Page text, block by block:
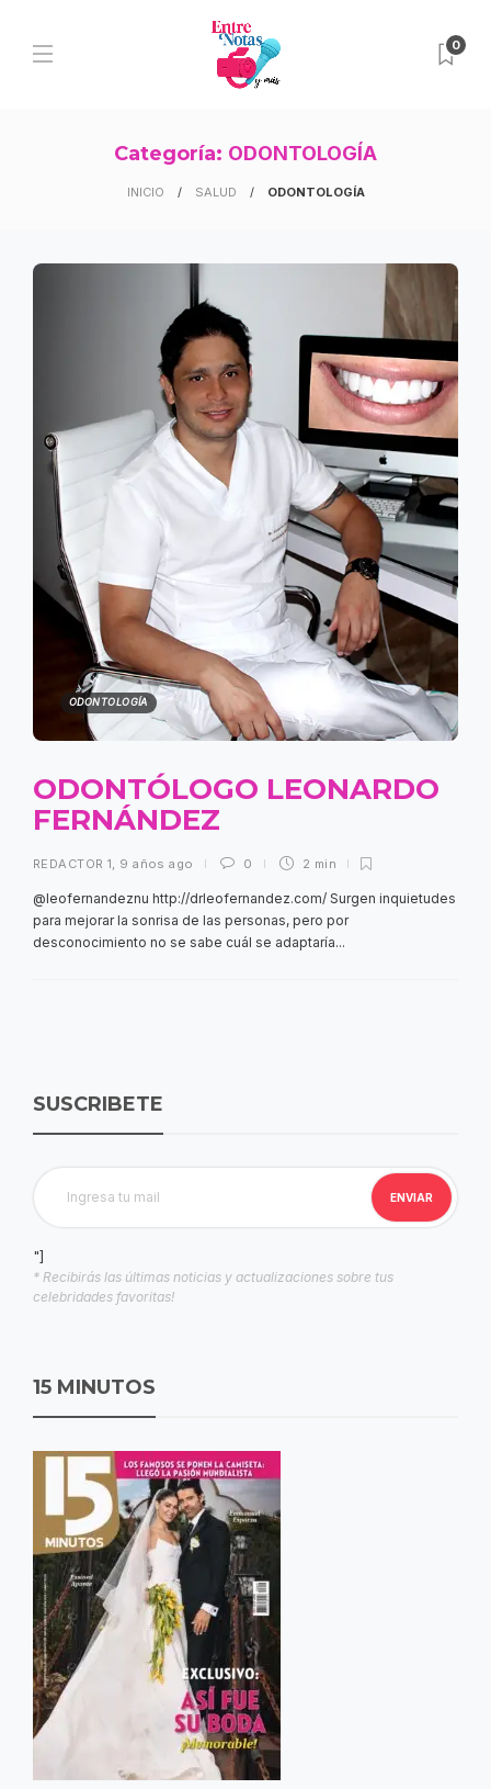
0
Categoría: ODONTOLOGÍA
INICIO SALUD ODONTOLOGÍA
ODONTOLOGÍA
ODONTÓLOGO LEONARDO
FERNÁNDEZ
REDACTOR 1 9 años ago 0 2 min
@leofernandeznu http://drleofernandez.com/ Surgen inquietudes
para mejorar la sonrisa de las personas, pero por
desconocimiento no se sabe cuál se adaptaría...
SUSCRIBETE
"]
* Recibirás las últimas noticias y actualizaciones sobre tus
celebridades favoritas!
15 MINUTOS